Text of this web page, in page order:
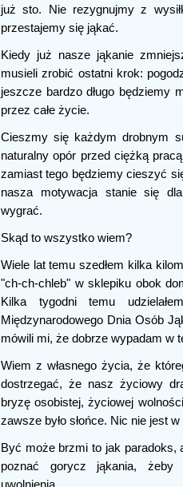
już sto. Nie rezygnujmy z
przestajemy się jąkać.
Kiedy już nasze jąkanie
musieli zrobić ostatni krok:
jeszcze bardzo długo będziemy
przez całe życie.
Cieszmy się każdym drobnym
naturalny opór przed ciężką
zamiast tego będziemy cieszyć
nasza motywacja stanie się
wygrać.
Skąd to wszystko wiem?
Wiele lat temu szedłem kilka
"ch-ch-chleb" w sklepiku obok
Kilka tygodni temu
Międzynarodowego Dnia Osób
mówili mi, że dobrze wypadam w
Wiem z własnego życia, że
dostrzegać, że nasz życiowy
bryzę osobistej, życiowej
zawsze było słońce. Nic nie jest
Być może brzmi to jak paradoks,
poznać gorycz jąkania, żeby